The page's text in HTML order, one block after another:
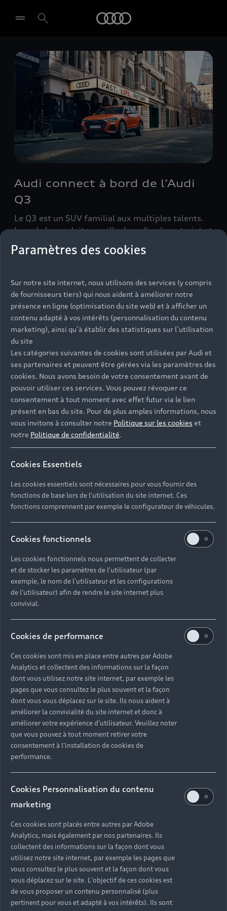
Paramètres des cookies
Sur notre site internet, nous utilisons des services (y compris
de fournisseurs tiers) qui nous aident à améliorer notre
présence en ligne (optimisation du site web) et à afficher un
contenu adapté à vos intérêts (personnalisation du contenu
marketing), ainsi qu’à établir des statistiques sur l’utilisation
du site
Les catégories suivantes de cookies sont utilisées par Audi et
ses partenaires et peuvent être gérées via les paramètres des
cookies. Nous avons besoin de votre consentement avant de
pouvoir utiliser ces services. Vous pouvez révoquer ce
consentement à tout moment avec effet futur via le lien
présent en bas du site. Pour de plus amples informations, nous
vous invitons à consulter notre Politique sur les cookies et
notre Politique de confidentialité.
Cookies Essentiels
Les cookies essentiels sont nécessaires pour vous fournir des
fonctions de base lors de l'utilisation du site internet. Ces
fonctions comprennent par exemple le configurateur de véhicules.
Cookies fonctionnels
Les cookies fonctionnels nous permettent de collecter
et de stocker les paramètres de l'utilisateur (par
exemple, le nom de l'utilisateur et les configurations
de l'utilisateur) afin de rendre le site internet plus
convivial.
Cookies de performance
Ces cookies sont mis en place entre autres par Adobe
Analytics et collectent des informations sur la façon
dont vous utilisez notre site internet, par exemple les
pages que vous consultez le plus souvent et la façon
dont vous vous déplacez sur le site. Ils nous aident à
améliorer la convivialité du site internet et donc à
améliorer votre expérience d'utilisateur. Veuillez noter
que vous pouvez à tout moment retirer votre
consentement à l'installation de cookies de
performance.
Cookies Personnalisation du contenu
marketing
Ces cookies sont placés entre autres par Adobe
Analytics, mais également par nos partenaires. Ils
collectent des informations sur la façon dont vous
utilisez notre site internet, par exemple les pages que
vous consultez le plus souvent et la façon dont vous
vous déplacez sur le site. L'objectif de ces cookies est
de vous proposer un contenu personnalisé (plus
pertinent pour vous et adapté à vos intérêts). Ils sont
Select dealer
Audi connect à bord de l’Audi
Q3
Le Q3 est un SUV familial aux multiples talents.
Lors de la conduite en ville, lors d'un long trajet et
intelligents soutiennent le conducteur et offrent
maintenant le modèle de votre choix avec les
services numériques d'Audi connect.
Découvrir la gamme Q3
Application myAudi
Avec l'application myAudi, vous pouvez consulter
des informations importantes sur le niveau du
réservoir, l'autonomie ou le niveau d'huile
fonction de vos besoins via la télécommande ou
simplement ouvrir et fermer votre véhicule à
distance. Avec l'application myAudi, vous avez
tout d'un coup d'œil et votre Audi est toujours
avec vous.
Accès rapides
Tous les modèles
Recherche de véhicules neufs
Demander un essai
Contactez-nous
Modèles
Électrique
Hybride rechargeable
Sport
Achat et location
Voir nos véhicules disponibles
Offres du moment
Entretenir et réparer mon Audi
Action de Service EA 189
Campagne de rappel Airbag Takata
Notre vision
Audi Sport
Carrières
© 2024 Cotrans Automobiles. Tous droits réservés.
Mentions légales
Politique sur les cookies